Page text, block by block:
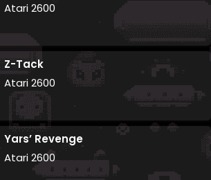
Atari 2600
Z-Tack
Atari 2600
Yars’ Revenge
Atari 2600